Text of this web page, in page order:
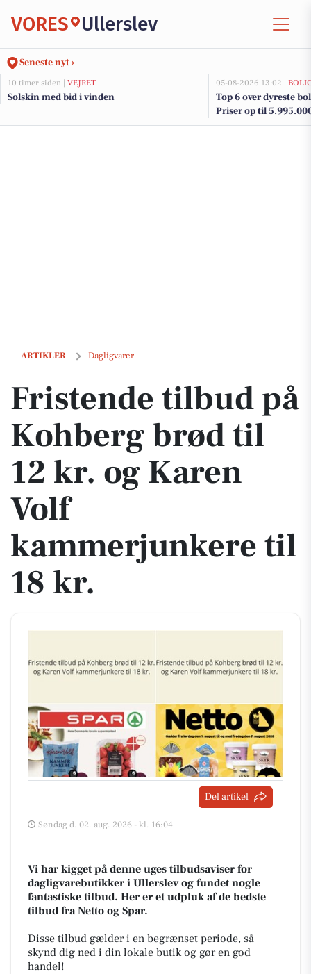
VORES Ullerslev
Seneste nyt ›
10 timer siden | VEJRET
Solskin med bid i vinden
05-08-2026 13:02 |
Top 6 over dyreste
Priser op til
ARTIKLER Dagligvarer
Fristende tilbud på Kohberg brød til 12 kr. og Karen Volf
Fristende tilbud på
Kohberg brød til
12 kr. og Karen
Volf
kammerjunkere til
18 kr.
Del artikel
Søndag d. 02. aug. 2026 - kl. 16:04
Vi har kigget på denne uges tilbudsaviser for
dagligvarebutikker i Ullerslev og fundet nogle
fantastiske tilbud. Her er et udpluk af de bedste
tilbud fra Netto og Spar.
Disse tilbud gælder i en begrænset periode, så
skynd dig ned i din lokale butik og gør en god
handel!